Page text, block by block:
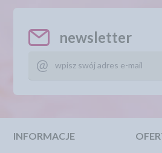
newsletter
INFORMACJE